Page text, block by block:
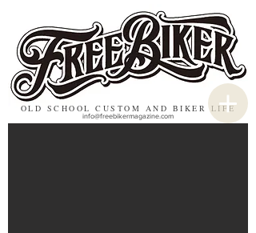
OLD SCHOOL CUSTOM AND BIKER LIFE
info@freebikermagazine.com